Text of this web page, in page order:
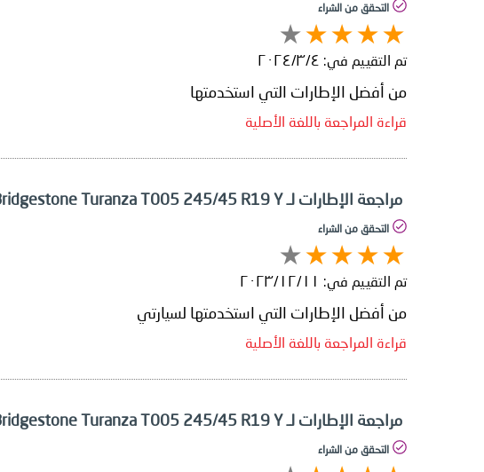
التحقق من الشراء
تم التقييم في: ٤‏/٣‏/٢٠٢٤
من أفضل الإطارات التي استخدمتها
قراءة المراجعة باللغة الأصلية
مراجعة الإطارات لـ Bridgestone Turanza T005 245/45 R19 Y
التحقق من الشراء
تم التقييم في: ١١‏/١٢‏/٢٠٢٣
من أفضل الإطارات التي استخدمتها لسيارتي
قراءة المراجعة باللغة الأصلية
مراجعة الإطارات لـ Bridgestone Turanza T005 245/45 R19 Y
التحقق من الشراء